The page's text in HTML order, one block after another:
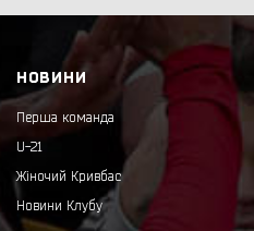
НОВИНИ
Перша команда
U-21
Жіночий Кривбас
Новини Клубу